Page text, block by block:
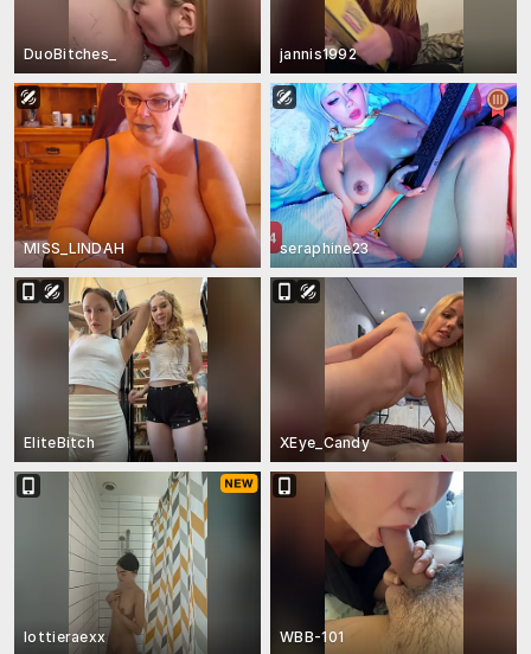
DuoBitches_ jannis1992
MISS_LINDAH seraphine23
EliteBitch XEye_Candy
lottieraexx WBB-101